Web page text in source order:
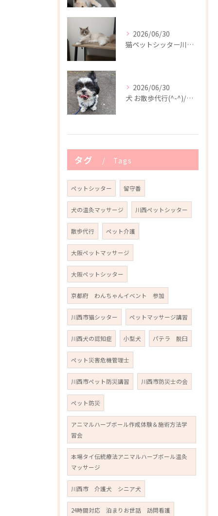
2026/06/30
猫ペットシッター川西市(^-^)/
2026/06/30
犬 お散歩代行(^-^)/川西市
タグ Tags
ペットシッター 留守番
犬の温灸マッサージ 川西ペットシッター
散歩代行 ペット介護
大阪ペットマッサージ
大阪ペットシッター
京都府 わんちゃんイベント 参加
川西市猫シッター ペットマッサージ講習
川西犬の認知症 小型犬 パテラ 脱臼
ペット災害危機管理士
川西市ペット防災講習 川西市防災士の会
ペット防災
アニマルハーブボール作成体験＆施術方法学
習会
本場タイ伝統療法アニマルハーブボール温灸
マッサージ
川西市 介護犬 シニア犬
24時間対応 泊まりお世話 訪問看護